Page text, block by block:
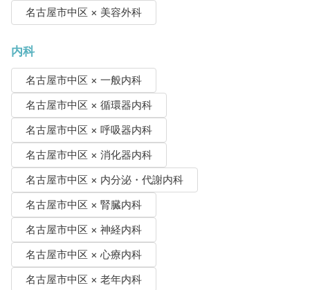
名古屋市中区 × 美容外科
内科
名古屋市中区 × 一般内科
名古屋市中区 × 循環器内科
名古屋市中区 × 呼吸器内科
名古屋市中区 × 消化器内科
名古屋市中区 × 内分泌・代謝内科
名古屋市中区 × 腎臓内科
名古屋市中区 × 神経内科
名古屋市中区 × 心療内科
名古屋市中区 × 老年内科